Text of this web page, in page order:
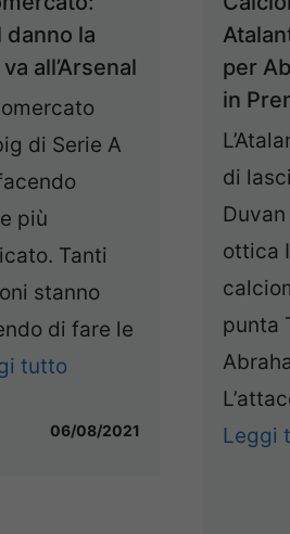
danno la
all’Arsenal
di Serie A
più
Tanti
stanno
di fare le
tutto
06/08/2021
per
in
di
ottica
punta
Leggi